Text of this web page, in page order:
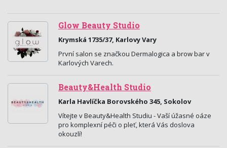
Glow Beauty Studio
Krymská 1735/37, Karlovy Vary
První salon se značkou Dermalogica a brow bar v
Karlových Varech.
Beauty&Health Studio
Karla Havlíčka Borovského 345, Sokolov
Vítejte v Beauty&Health Studiu - Vaší úžasné oáze
pro komplexní péči o pleť, která Vás doslova
okouzlí!